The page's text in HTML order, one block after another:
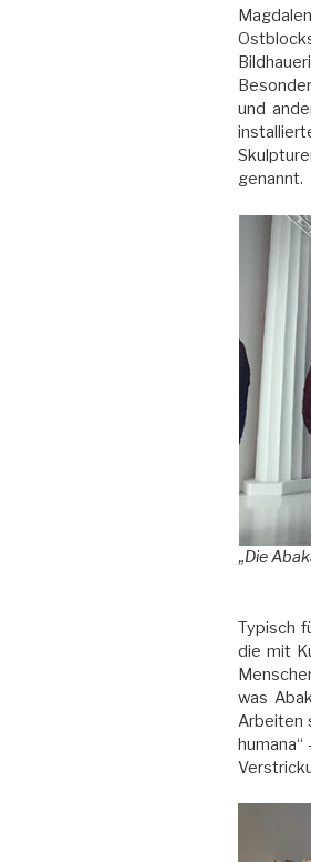
und
genannt.
„Die
Typisch
die mit
was
Arbeiten